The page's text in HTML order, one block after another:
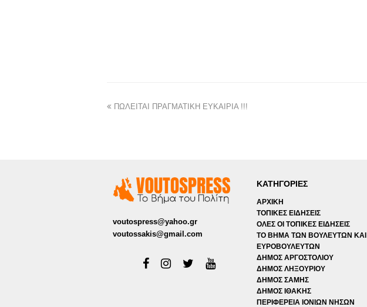
ΠΩΛΕΙΤΑΙ ΠΡΑΓΜΑΤΙΚΗ ΕΥΚΑΙΡΙΑ !!!
voutospress@yahoo.gr
voutossakis@gmail.com
ΚΑΤΗΓΟΡΙΕΣ
ΑΡΧΙΚΗ
ΤΟΠΙΚΕΣ ΕΙΔΗΣΕΙΣ
ΟΛΕΣ ΟΙ ΤΟΠΙΚΕΣ ΕΙΔΗΣΕΙΣ
ΤΟ ΒΗΜΑ ΤΩΝ ΒΟΥΛΕΥΤΩΝ ΚΑΙ
ΕΥΡΟΒΟΥΛΕΥΤΩΝ
ΔΗΜΟΣ ΑΡΓΟΣΤΟΛΙΟΥ
ΔΗΜΟΣ ΛΗΞΟΥΡΙΟΥ
ΔΗΜΟΣ ΣΑΜΗΣ
ΔΗΜΟΣ ΙΘΑΚΗΣ
ΠΕΡΙΦΕΡΕΙΑ ΙΟΝΙΩΝ ΝΗΣΩΝ